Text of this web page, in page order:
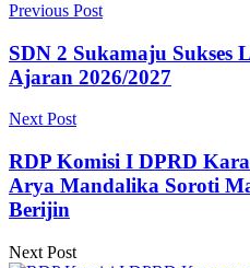
Previous Post
SDN 2 Sukamaju Sukses
Ajaran 2026/2027
Next Post
RDP Komisi I DPRD
Arya Mandalika Soroti
Berijin
Next Post